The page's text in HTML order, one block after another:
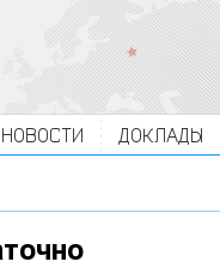
НОВОСТИ ДОКЛАДЫ